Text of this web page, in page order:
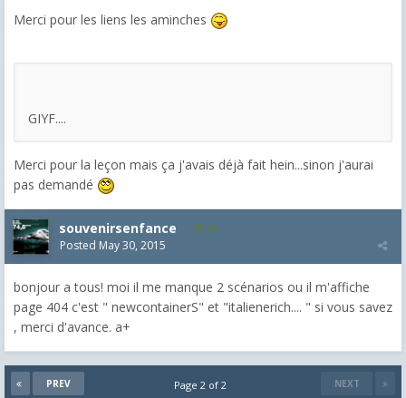
Merci pour les liens les aminches
GIYF....
Merci pour la leçon mais ça j'avais déjà fait hein...sinon j'aurai
pas demandé
souvenirsenfance 29
Posted May 30, 2015
bonjour a tous! moi il me manque 2 scénarios ou il m'affiche
page 404 c'est " newcontainerS" et "italienerich.... " si vous savez
, merci d'avance. a+
PREV NEXT
Page 2 of 2